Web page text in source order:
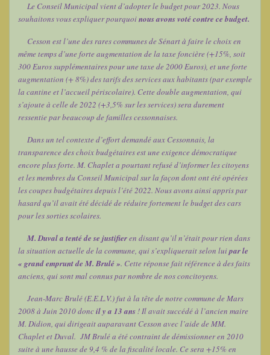
Le Conseil Municipal vient d’adopter le budget pour 2023. Nous
souhaitons vous expliquer pourquoinous avons voté contre ce budget.
Cesson est l’une des rares communes de Sénart à faire le choix en
même temps d’une forte augmentation de la taxe foncière (+15%, soit
300 Euros supplémentaires pour une taxe de 2000 Euros), et une forte
augmentation (+ 8%) des tarifs des services aux habitants (par exemple
la cantine et l’accueil périscolaire). Cette double augmentation, qui
s’ajoute à celle de 2022 (+3,5% sur les services) sera durement
ressentie par beaucoup de familles cessonnaises.
Dans un tel contexte d’effort demandé aux Cessonnais, la
transparence des choix budgétaires est une exigence démocratique
encore plus forte. M. Chaplet a pourtant refusé d’informer les citoyens
et les membres du Conseil Municipal sur la façon dont ont été opérées
les coupes budgétaires depuis l’été 2022. Nous avons ainsi appris par
hasard qu’il avait été décidé de réduire fortement le budget des cars
pour les sorties scolaires.
M. Duval a tenté de se justifieren disant qu’il n’était pour rien dans
la situation actuelle de la commune, qui s’expliquerait selon luipar le
« grand emprunt de M. Brulé ». Cette réponse fait référence à des faits
anciens, qui sont mal connus par nombre de nos concitoyens.
Jean-Marc Brulé (E.E.L.V.) fut à la tête de notre commune de Mars
2008 à Juin 2010 doncil y a 13 ans! Il avait succédé à l’ancien maire
M. Didion, qui dirigeait auparavant Cesson avec l’aide de MM.
Chaplet et Duval. JM Brulé a été contraint de démissionner en 2010
suite à une hausse de 9,4 % de la fiscalité locale. Ce sera +15% en